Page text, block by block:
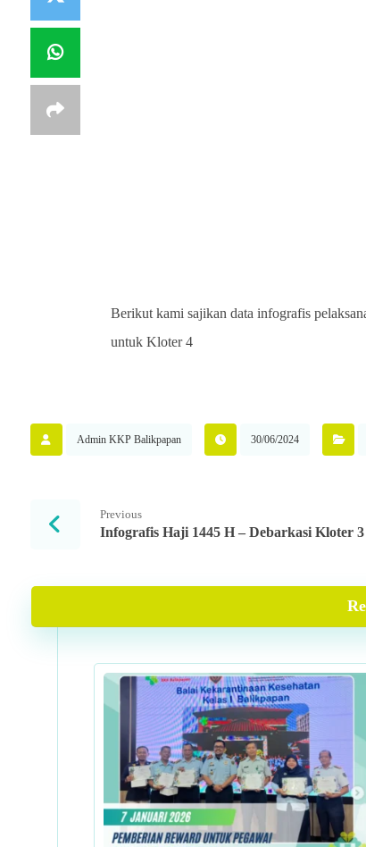
Berikut kami sajikan data infografis
untuk Kloter 4
Admin KKP Balikpapan 30/06/2024
Previous
Infografis Haji 1445 H – Debarkasi Kloter 3